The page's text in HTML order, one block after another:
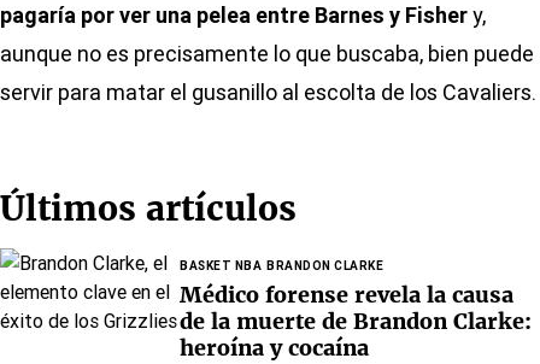
pagaría por ver una pelea entre Barnes y Fishery,
aunque no es precisamente lo que buscaba, bien puede
servir para matar el gusanillo al escolta de los Cavaliers.
Últimos artículos
BASKET NBA BRANDON CLARKE
Médico forense revela la causa
de la muerte de Brandon Clarke:
heroína y cocaína